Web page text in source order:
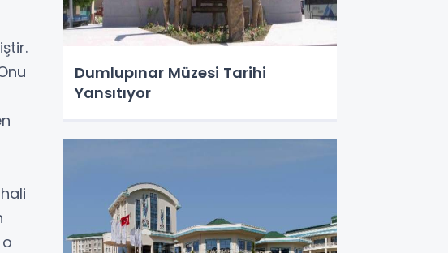
Dumlupınar Müzesi Tarihi
Yansıtıyor